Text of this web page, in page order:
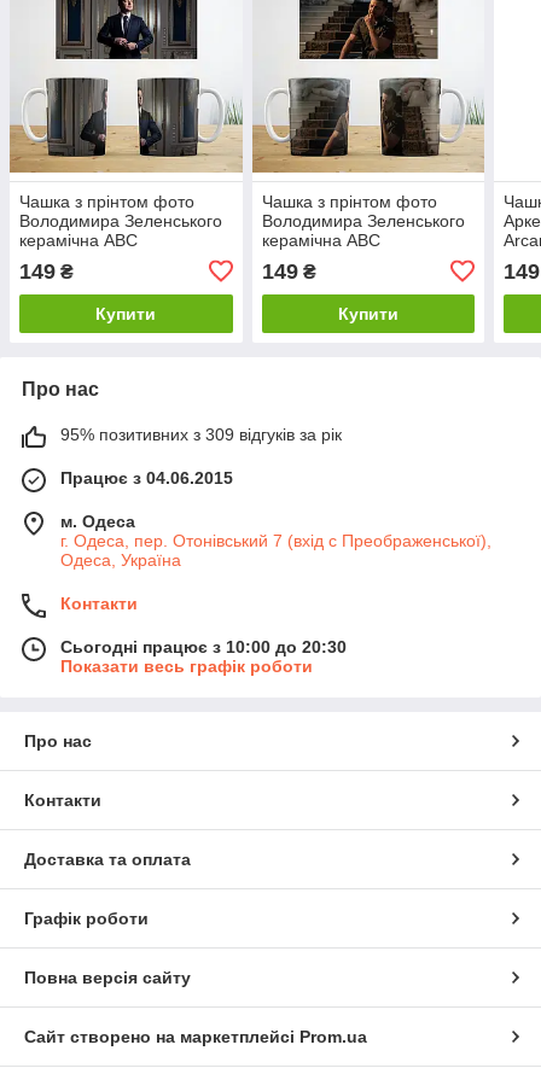
Чашка з прінтом фото
Володимира Зеленського
керамічна ABC
149 ₴
Купити
Чашка з прінтом фото
Володимира Зеленського
керамічна ABC
149₴
Купити
149
Про нас
95% позитивних з 309 відгуків за рік
Працює з 04.06.2015
м. Одеса
г. Одеса, пер. Отонівський 7 (вхід с Преображенської),
Одеса, Україна
Контакти
Сьогодні працює з 10:00 до 20:30
Показати весь графік роботи
Про нас
Контакти
Доставка та оплата
Графік роботи
Повна версія сайту
Сайт створено на маркетплейсі Prom.ua